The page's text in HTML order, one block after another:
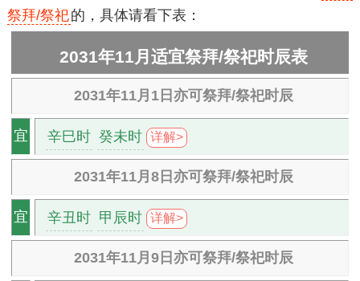
祭拜/祭祀的，具体请看下表：
2031年11月适宜祭拜/祭祀时辰表
2031年11月1日亦可祭拜/祭祀时辰
宜 辛巳时 癸未时 详解>
2031年11月8日亦可祭拜/祭祀时辰
宜 辛丑时 甲辰时 详解>
2031年11月9日亦可祭拜/祭祀时辰